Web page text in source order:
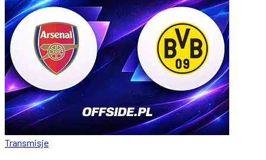
Transmisje